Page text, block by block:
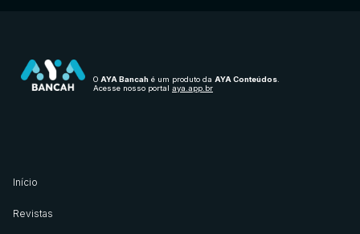
O AYA Bancah é um produto da AYA Conteúdos.
Acesse nosso portal aya.app.br
Início
Revistas